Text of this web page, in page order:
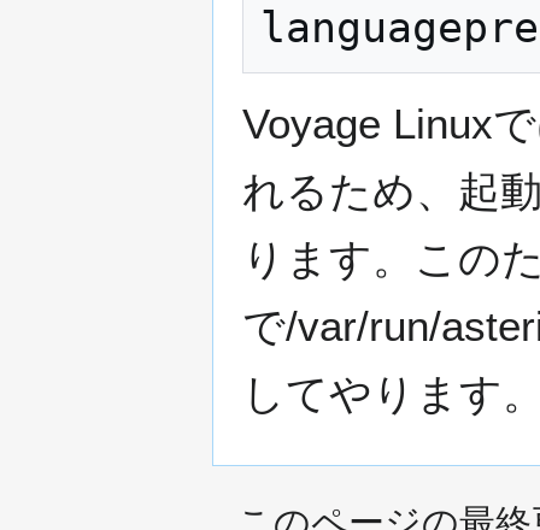
Voyage Linux
れるため、起
ります。この
で/var/run/
してやります
このページの最